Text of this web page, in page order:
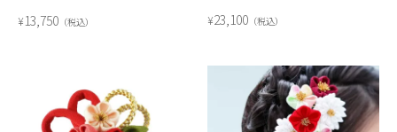
¥13,750 税込 ¥23,100 税込